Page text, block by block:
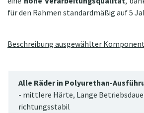
für den Rahmen standardmäßig auf 5
Beschreibung ausgewählter
Alle Räder in Polyurethan-
- mittlere Härte, Lange
richtungsstabil